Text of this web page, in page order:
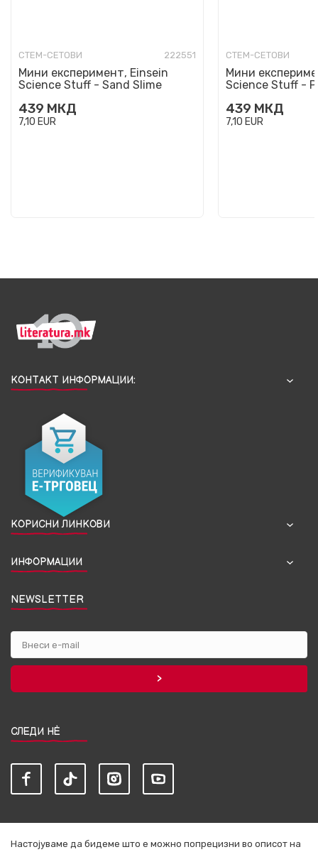
СТЕМ-СЕТОВИ 222551
Мини експеримент, Einsein
Science Stuff - Sand Slime
439 МКД
7,10 EUR
СТЕМ-СЕТОВИ
Мини
Science Stuff -
439 МКД
7,10 EUR
КОНТАКТ ИНФОРМАЦИИ:
КОРИСНИ ЛИНКОВИ
ИНФОРМАЦИИ
NEWSLETTER
СЛЕДИ НЀ
Настојуваме да бидеме што е можно попрецизни во описот на